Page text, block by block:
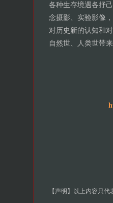
各种生存境遇各抒
念摄影、实验影像
对历史新的认知和
自然世、人类世带
【声明】以上内容只